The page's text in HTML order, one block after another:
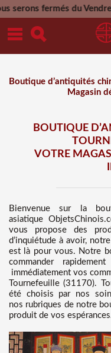
du Vendredi 24
Boutique d’antiquités
Magasin
BOUTIQUE
VOTRE
Bienvenue sur
la
asiatique
vous propose des
d’inquiétude à avoir,
est là pour vous. Notre
commander
immédiatement vos
Tournefeuille (31170).
été choisis par nos
nos rubriques de notre
produit de vos